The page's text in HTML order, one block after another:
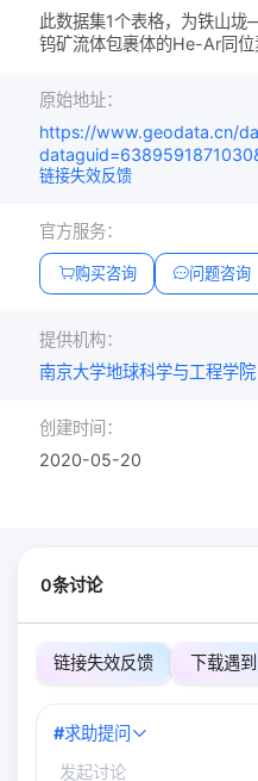
此数据集1个表格，为铁山
钨矿流体包裹体的He-Ar同位
原始地址：
https://www.geodata.cn/
链接失效反馈
官方服务：
购买咨询 问题咨询
提供机构：
南京大学地球科学与工程学院
创建时间：
2020-05-20
0条讨论
链接失效反馈 下载遇
#求助提问